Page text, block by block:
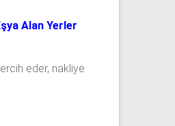
Alan Yerler
eder, nakliye